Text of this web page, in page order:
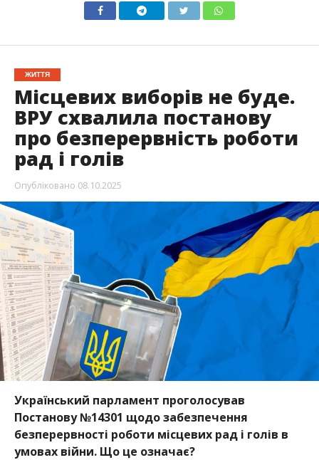
ЖИТТЯ
Місцевих виборів не буде.
ВРУ схвалила постанову
про безперервність роботи
рад і голів
Опубліковано 08.10.2025
Український парламент проголосував
Постанову №14301 щодо забезпечення
безперервності роботи місцевих рад і голів в
умовах війни. Що це означає?